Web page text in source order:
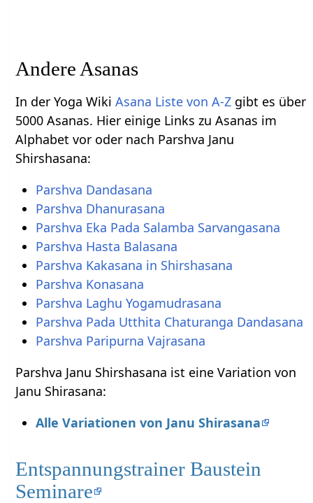
Andere Asanas
In der Yoga WikiAsana Liste von A-Z gibt es über
5000 Asanas. Hier einige Links zu Asanas im
Alphabet vor oder nach Parshva Janu
Shirshasana:
Parshva Dandasana
Parshva Dhanurasana
Parshva Eka Pada Salamba Sarvangasana
Parshva Hasta Balasana
Parshva Kakasana in Shirshasana
Parshva Konasana
Parshva Laghu Yogamudrasana
Parshva Pada Utthita Chaturanga Dandasana
Parshva Paripurna Vajrasana
Parshva Janu Shirshasana ist eine Variation von
Janu Shirasana:
Alle Variationen von Janu Shirasana
Entspannungstrainer Baustein
Seminare